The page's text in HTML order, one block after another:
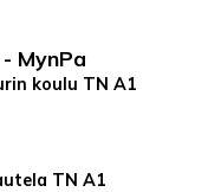
MynPa
koulu TN A1
TN A1